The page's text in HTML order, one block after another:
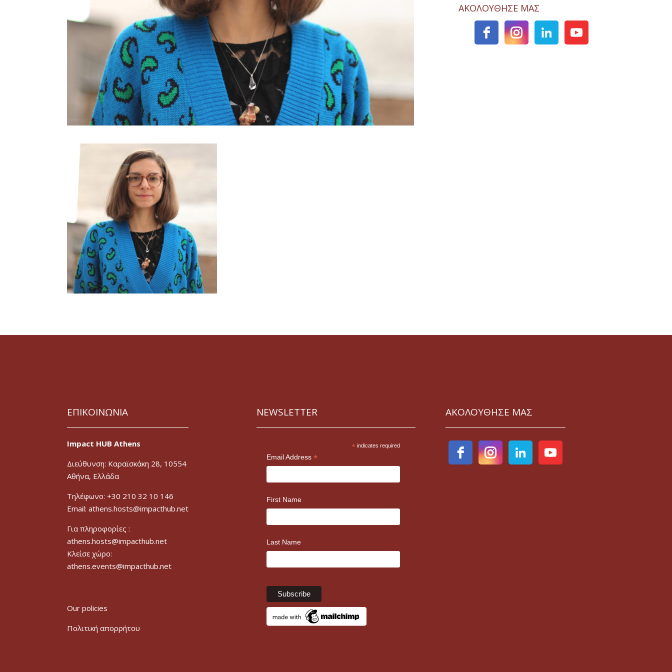
ΑΚΟΛΟΥΘΗΣΕ ΜΑΣ
ΕΠΙΚΟΙΝΩΝΙΑ
Impact HUB Athens
Διεύθυνση: Καραϊσκάκη 28, 10554
Αθήνα, Ελλάδα
Τηλέφωνο: +30 210 32 10 146
Email: athens.hosts@impacthub.net
Για πληροφορίες :
athens.hosts@impacthub.net
Κλείσε χώρο:
athens.events@impacthub.net
Our policies
Πολιτική απορρήτου
NEWSLETTER
* indicates required
Email Address *
First Name
Last Name
ΑΚΟΛΟΥΘΗΣΕ ΜΑΣ